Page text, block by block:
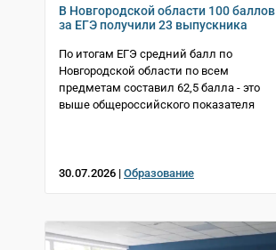
В Новгородской области 100 баллов
за ЕГЭ получили 23 выпускника
По итогам ЕГЭ средний балл по
Новгородской области по всем
предметам составил 62,5 балла - это
выше общероссийского показателя
30.07.2026 | Образование